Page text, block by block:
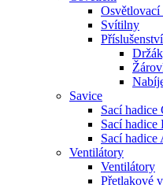
Osvětlovací
Svítilny
Savice
Sací hadice
Sací hadice
Sací hadice
Ventilátory
Ventilátory
Přetlakové